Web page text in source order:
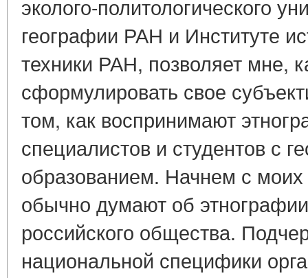
эколого-политологического
географии РАН и Институте
техники РАН, позволяет мне,
сформулировать свое
том, как воспринимают
специалистов и студентов с
образованием. Начнем с
обычно думают об
российского общества.
национальной специфики